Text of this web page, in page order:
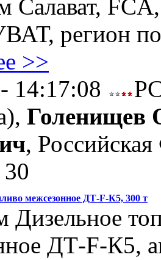
Салават, FCA,
регион
>>
14:17:08
Голенищев
,
межсезонное ДТ-F-К5, 300 т
Дизельное
ДТ-F-К5,